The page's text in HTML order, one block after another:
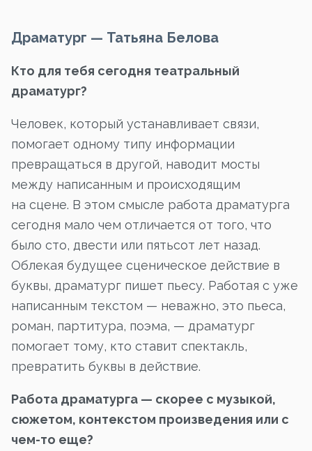
Драматург — Татьяна Белова
Кто для тебя сегодня театральный
драматург?
Человек, который устанавливает связи,
помогает одному типу информации
превращаться в другой, наводит мосты
между написанным и происходящим
на сцене. В этом смысле работа драматурга
сегодня мало чем отличается от того, что
было сто, двести или пятьсот лет назад.
Облекая будущее сценическое действие в
буквы, драматург пишет пьесу. Работая с уже
написанным текстом — неважно, это пьеса,
роман, партитура, поэма, — драматург
помогает тому, кто ставит спектакль,
превратить буквы в действие.
Работа драматурга — скорее с музыкой,
сюжетом, контекстом произведения или с
чем-то еще?